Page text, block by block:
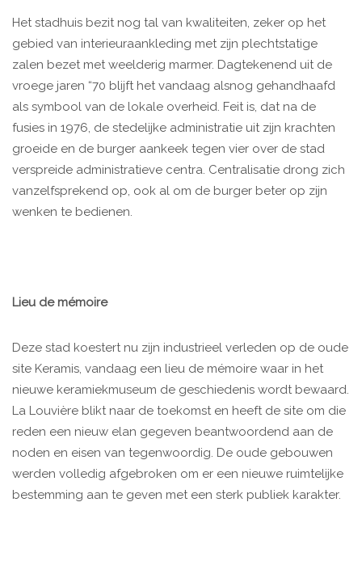
Het stadhuis bezit nog tal van kwaliteiten, zeker op het
gebied van interieuraankleding met zijn plechtstatige
zalen bezet met weelderig marmer. Dagtekenend uit de
vroege jaren “70 blijft het vandaag alsnog gehandhaafd
als symbool van de lokale overheid. Feit is, dat na de
fusies in 1976, de stedelijke administratie uit zijn krachten
groeide en de burger aankeek tegen vier over de stad
verspreide administratieve centra. Centralisatie drong zich
vanzelfsprekend op, ook al om de burger beter op zijn
wenken te bedienen.
Lieu de mémoire
Deze stad koestert nu zijn industrieel verleden op de oude
site Keramis, vandaag een lieu de mémoire waar in het
nieuwe keramiekmuseum de geschiedenis wordt bewaard.
La Louvière blikt naar de toekomst en heeft de site om die
reden een nieuw elan gegeven beantwoordend aan de
noden en eisen van tegenwoordig. De oude gebouwen
werden volledig afgebroken om er een nieuwe ruimtelijke
bestemming aan te geven met een sterk publiek karakter.